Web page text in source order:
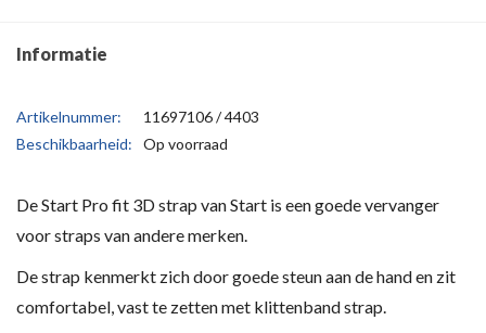
Informatie
Artikelnummer:
11697106 / 4403
Beschikbaarheid:
Op voorraad
De Start Pro fit 3D strap van Start is een goede vervanger
voor straps van andere merken.
De strap kenmerkt zich door goede steun aan de hand en zit
comfortabel, vast te zetten met klittenband strap.